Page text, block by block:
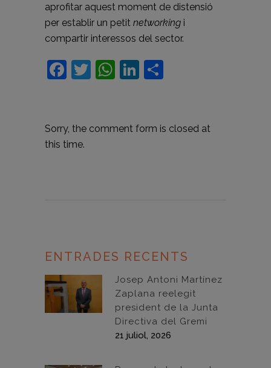
aprofitar aquest moment de distensió
per establir un petit networking i
compartir interessos del sector.
Facebook
Twitter
WhatsApp
LinkedIn
Sorry, the comment form is closed at
this time.
ENTRADES RECENTS
Josep Antoni Martínez
Zaplana reelegit
president de la Junta
Directiva del Gremi
21 juliol, 2026